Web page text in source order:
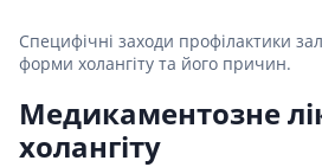
Специфічні заходи профілактики
форми холангіту та його причин.
Медикаментозне
холангіту